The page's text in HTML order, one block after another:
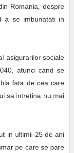
Romania, despre
a se imbunatati in
asigurarilor sociale
atunci cand se
fata de cea care
sa intretina nu mai
in ultimii 25 de ani
pe care se pare